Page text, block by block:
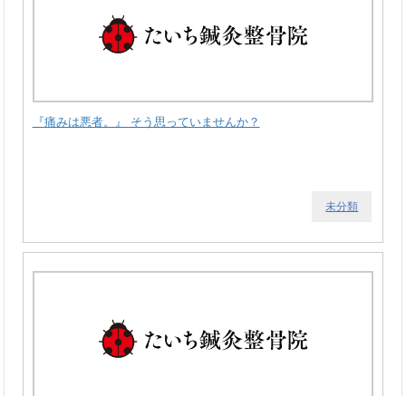
『痛みは悪者。』 そう思っていませんか？
未分類